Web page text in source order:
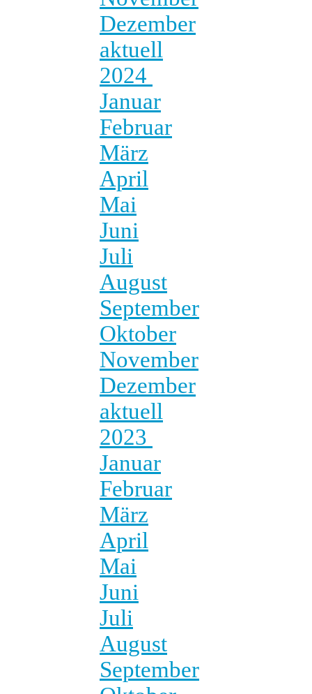
Dezember
aktuell
2024
Januar
Februar
März
April
Mai
Juni
Juli
August
September
Oktober
November
Dezember
aktuell
2023
Januar
Februar
März
April
Mai
Juni
Juli
August
September